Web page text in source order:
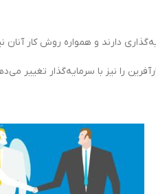
دارند و همواره روش کار